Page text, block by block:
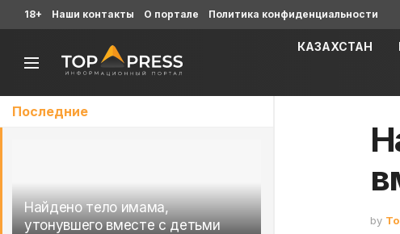
Последние
Найдено тело имама,
утонувшего вместе с детьми
18+ Наши контакты О портале Политика конфиденциальности
КАЗАХСТАН
by